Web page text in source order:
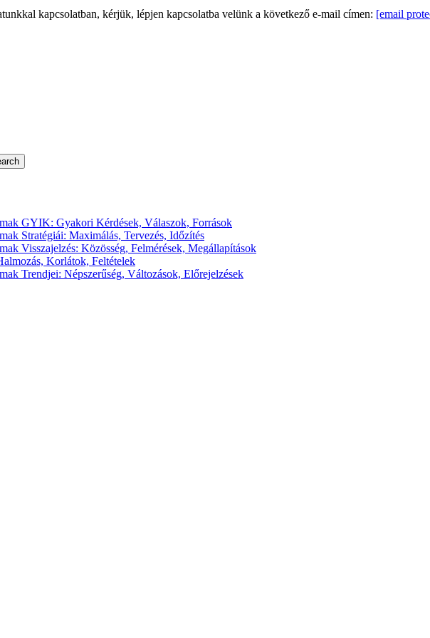
kapcsolatban, kérjük, lépjen kapcsolatba velünk a következő e-mail címen: [email
GYIK: Gyakori Kérdések, Válaszok, Források
Stratégiái: Maximálás, Tervezés, Időzítés
Visszajelzés: Közösség, Felmérések, Megállapítások
Korlátok, Feltételek
Trendjei: Népszerűség, Változások, Előrejelzések